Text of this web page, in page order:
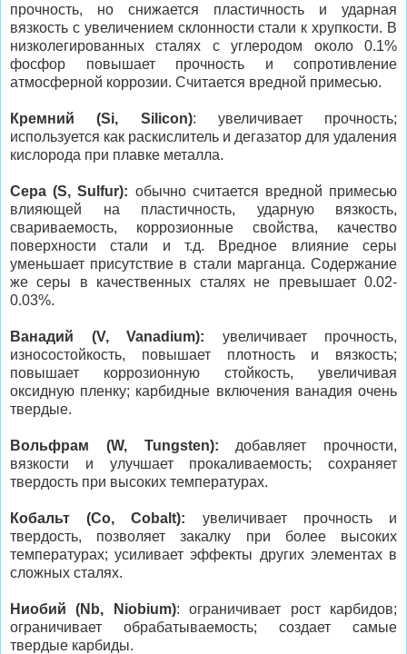
прочность, но снижается пластичность и ударная
вязкость с увеличением склонности стали к хрупкости. В
низколегированных сталях с углеродом около 0.1%
фосфор повышает прочность и сопротивление
атмосферной коррозии. Считается вредной примесью.
Кремний (Si, Silicon): увеличивает прочность;
используется как раскислитель и дегазатор для удаления
кислорода при плавке металла.
Сера (S, Sulfur): обычно считается вредной примесью
влияющей на пластичность, ударную вязкость,
свариваемость, коррозионные свойства, качество
поверхности стали и т.д. Вредное влияние серы
уменьшает присутствие в стали марганца. Содержание
же серы в качественных сталях не превышает 0.02-
0.03%.
Ванадий (V, Vanadium): увеличивает прочность,
износостойкость, повышает плотность и вязкость;
повышает коррозионную стойкость, увеличивая
оксидную пленку; карбидные включения ванадия очень
твердые.
Вольфрам (W, Tungsten): добавляет прочности,
вязкости и улучшает прокаливаемость; сохраняет
твердость при высоких температурах.
Кобальт (Co, Cobalt): увеличивает прочность и
твердость, позволяет закалку при более высоких
температурах; усиливает эффекты других элементах в
сложных сталях.
Ниобий (Nb, Niobium): ограничивает рост карбидов;
ограничивает обрабатываемость; создает самые
твердые карбиды.